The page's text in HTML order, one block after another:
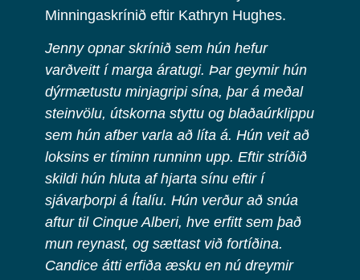
Minningaskrínið eftir Kathryn Hughes.
Jenny opnar skrínið sem hún hefur
varðveitt í marga áratugi. Þar geymir hún
dýrmætustu minjagripi sína, þar á meðal
steinvölu, útskorna styttu og blaðaúrklippu
sem hún afber varla að líta á. Hún veit að
loksins er tíminn runninn upp. Eftir stríðið
skildi hún hluta af hjarta sínu eftir í
sjávarþorpi á Ítalíu. Hún verður að snúa
aftur til Cinque Alberi, hve erfitt sem það
mun reynast, og sættast við fortíðina.
Candice átti erfiða æsku en nú dreymir